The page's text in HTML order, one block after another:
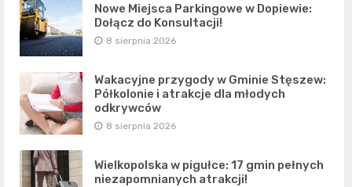
Nowe Miejsca Parkingowe w Dopiewie:
Dołącz do Konsultacji!
8 sierpnia 2026
Wakacyjne przygody w Gminie Stęszew:
Półkolonie i atrakcje dla młodych
odkrywców
8 sierpnia 2026
Wielkopolska w pigułce: 17 gmin pełnych
niezapomnianych atrakcji!